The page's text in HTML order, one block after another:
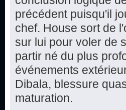
précédent puisqu'il
chef. House sort de
sur lui pour voler de
partir né du plus
événements
Dibala, blessure
maturation.